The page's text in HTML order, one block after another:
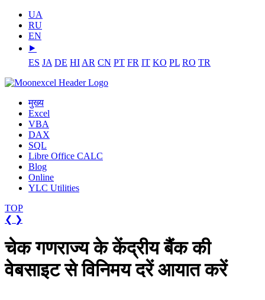
UA
RU
EN
⯈
ES JA DE HI AR CN PT FR IT KO PL RO TR
मुख्य
Excel
VBA
DAX
SQL
Libre Office CALC
Blog
Online
YLC Utilities
TOP
❮ ❯
चेक गणराज्य के केंद्रीय बैंक की
वेबसाइट से विनिमय दरें आयात करें